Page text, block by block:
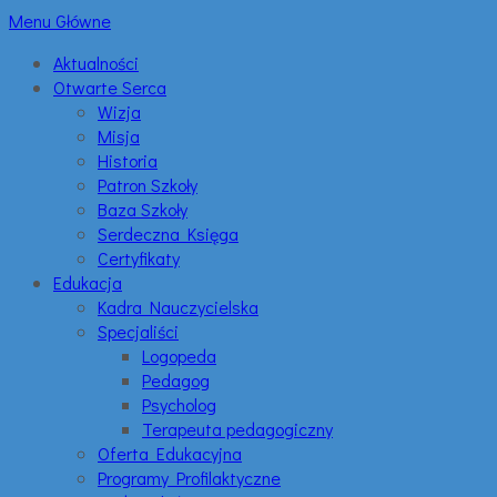
Menu Główne
Aktualności
Otwarte Serca
Wizja
Misja
Historia
Patron Szkoły
Baza Szkoły
Serdeczna Księga
Certyfikaty
Edukacja
Kadra Nauczycielska
Specjaliści
Logopeda
Pedagog
Psycholog
Terapeuta pedagogiczny
Oferta Edukacyjna
Programy Profilaktyczne